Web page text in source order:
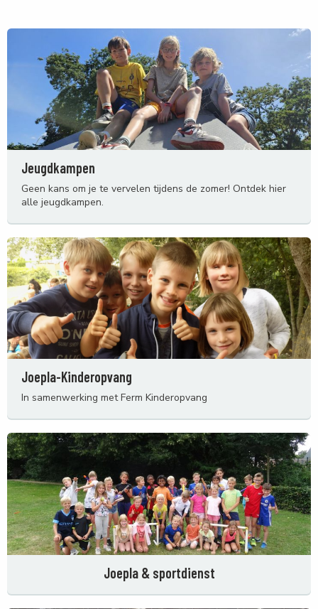
Jeugdkampen
Geen kans om je te vervelen tijdens de zomer! Ontdek hier
alle jeugdkampen.
Joepla-Kinderopvang
In samenwerking met Ferm Kinderopvang
Joepla & sportdienst